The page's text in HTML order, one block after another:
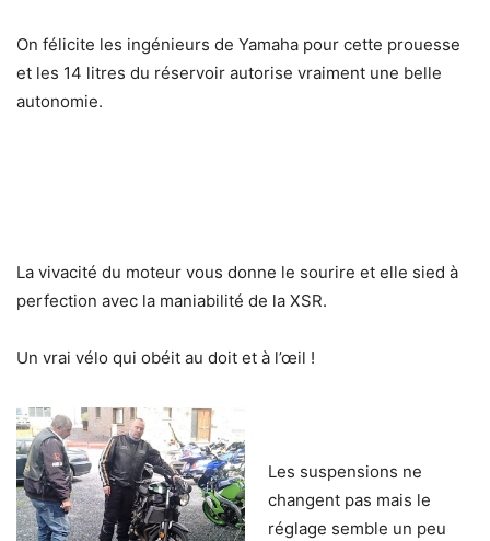
On félicite les ingénieurs de Yamaha pour cette prouesse
et les 14 litres du réservoir autorise vraiment une belle
autonomie.
La vivacité du moteur vous donne le sourire et elle sied à
perfection avec la maniabilité de la XSR.
Un vrai vélo qui obéit au doit et à l’œil !
Les suspensions ne
changent pas mais le
réglage semble un peu